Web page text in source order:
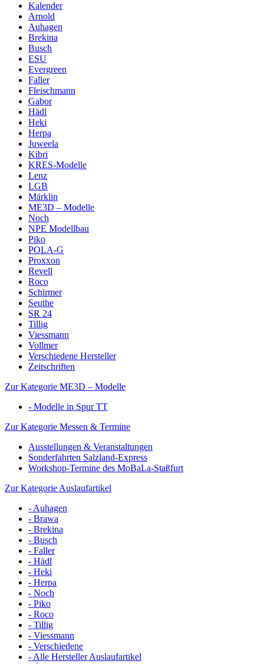
Kalender
Arnold
Auhagen
Brekina
Busch
ESU
Evergreen
Faller
Fleischmann
Gabor
Hädl
Heki
Herpa
Juweela
Kibri
KRES-Modelle
Lenz
LGB
Märklin
ME3D – Modelle
Noch
NPE Modellbau
Piko
POLA-G
Proxxon
Revell
Roco
Schirmer
Seuthe
SR 24
Tillig
Viessmann
Vollmer
Verschiedene Hersteller
Zeitschriften
Zur Kategorie ME3D – Modelle
- Modelle in Spur TT
Zur Kategorie Messen & Termine
Ausstellungen & Veranstaltungen
Sonderfahrten Salzland-Express
Workshop-Termine des MoBaLa-Staßfurt
Zur Kategorie Auslaufartikel
- Auhagen
- Brawa
- Brekina
- Busch
- Faller
- Hädl
- Heki
- Herpa
- Noch
- Piko
- Roco
- Tillig
- Viessmann
- Verschiedene
- Alle Hersteller Auslaufartikel